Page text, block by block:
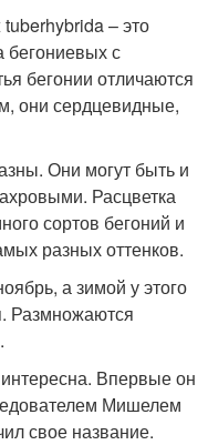
– это
бегониевых с
бегонии отличаются
они сердцевидные,
Они могут быть и
Расцветка
сортов бегоний и
разных оттенков.
а зимой у этого
Размножаются
интересна. Впервые он
Мишелем
свое название.